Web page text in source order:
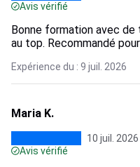
Avis vérifié
Bonne formation avec
au top. Recommandé
Expérience du : 9 juil. 2026
Maria K.
10 juil. 2026
Avis vérifié